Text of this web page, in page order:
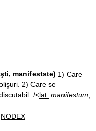
manifestste) 1) Care
2) Care se
/<lat. manifestum,
NODEX